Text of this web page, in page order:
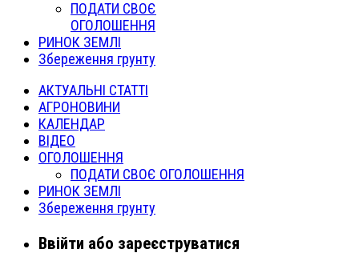
ПОДАТИ СВОЄ
ОГОЛОШЕННЯ
РИНОК ЗЕМЛІ
Збереження грунту
АКТУАЛЬНІ СТАТТІ
АГРОНОВИНИ
КАЛЕНДАР
ВІДЕО
ОГОЛОШЕННЯ
ПОДАТИ СВОЄ ОГОЛОШЕННЯ
РИНОК ЗЕМЛІ
Збереження грунту
Ввійти або зареєструватися